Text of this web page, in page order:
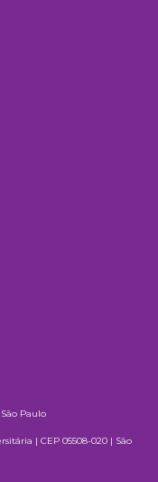
Paulo
| CEP 05508-020 | São